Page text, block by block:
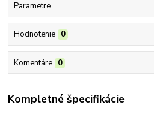
Parametre
Hodnotenie 0
Komentáre 0
Kompletné špecifikácie